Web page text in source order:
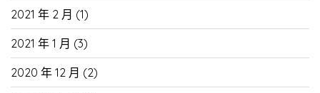
2021 年 2 月 (1)
2021 年 1 月 (3)
2020 年 12 月 (2)